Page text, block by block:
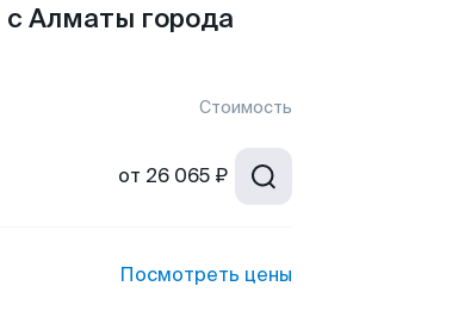
Алматы города
Стоимость
от 26 065 ₽
Посмотреть цены